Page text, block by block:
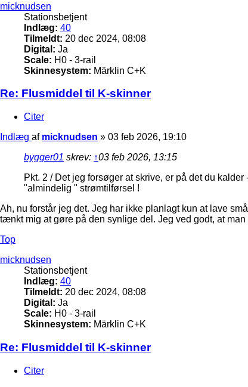
micknudsen
Stationsbetjent
Indlæg: 40
Tilmeldt: 20 dec 2024, 08:08
Digital: Ja
Scale: H0 - 3-rail
Skinnesystem: Märklin C+K
Re: Flusmiddel til K-skinner
Citer
Indlæg af micknudsen » 03 feb 2026, 19:10
bygger01 skrev: ↑03 feb 2026, 13:15
Pkt. 2 / Det jeg forsøger at skrive, er på det du
"almindelig " strømtilførsel !
Ah, nu forstår jeg det. Jeg har ikke planlagt kun at lave
tænkt mig at gøre på den synlige del. Jeg ved godt, at
Top
micknudsen
Stationsbetjent
Indlæg: 40
Tilmeldt: 20 dec 2024, 08:08
Digital: Ja
Scale: H0 - 3-rail
Skinnesystem: Märklin C+K
Re: Flusmiddel til K-skinner
Citer